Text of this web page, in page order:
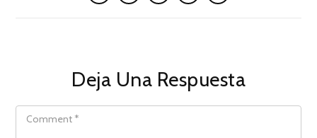
Deja Una Respuesta
COMMENT